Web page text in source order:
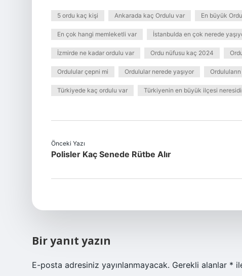
5 ordu kaç kişi Ankarada kaç Ordulu var En büyük
En çok hangi memleketli var İstanbulda en çok nerede
İzmirde ne kadar ordulu var Ordu nüfusu kaç 2024
Ordulular çepni mi Ordulular nerede yaşıyor
Türkiyede kaç ordulu var Türkiyenin en büyük ilçesi
Önceki Yazı
Polisler Kaç Senede Rütbe Alır
Bir yanıt yazın
E-posta adresiniz yayınlanmayacak. Gerekli alanlar *